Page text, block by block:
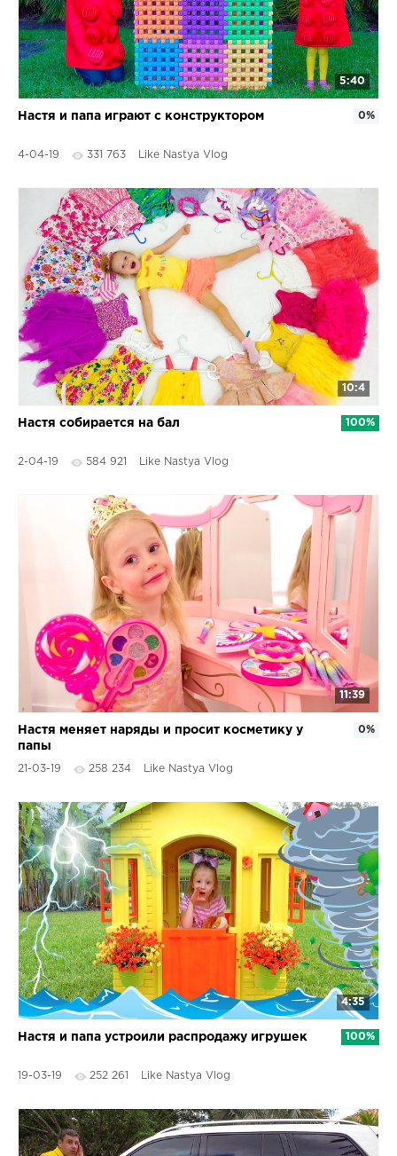
5:40
Настя и папа играют с конструктором
4-04-19 331 763 Like Nastya Vlog
0%
10:4
Настя собирается на бал
2-04-19 584 921 Like Nastya Vlog
100%
11:39
Настя меняет наряды и просит косметику у
папы
21-03-19 258 234 Like Nastya Vlog
0%
4:35
Настя и папа устроили распродажу игрушек
19-03-19 252 261 Like Nastya Vlog
100%